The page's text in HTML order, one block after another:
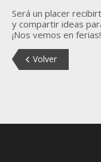
Será un placer
y compartir ideas
¡Nos vemos en ferias!
Volver